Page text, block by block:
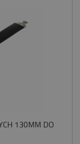
130MM DO